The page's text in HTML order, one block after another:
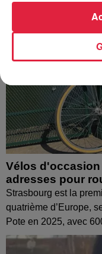
Vélos
adresses pour
Strasbourg est la
quatrième d’Europe,
Pote en 2025, avec